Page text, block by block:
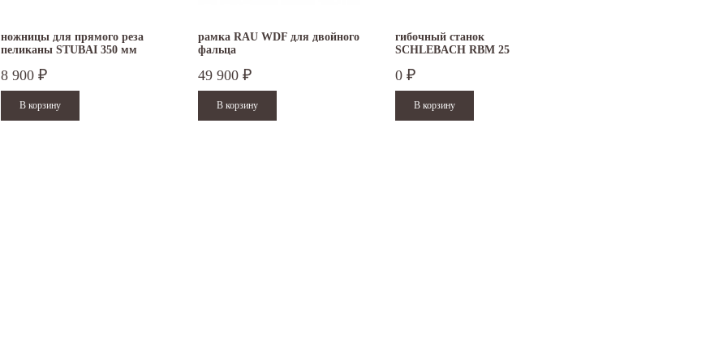
ножницы для прямого реза
пеликаны STUBAI 350 мм
8 900 ₽
рамка RAU WDF для двойного
фальца
49 900 ₽
гибочный станок
SCHLEBACH RBM 25
0 ₽